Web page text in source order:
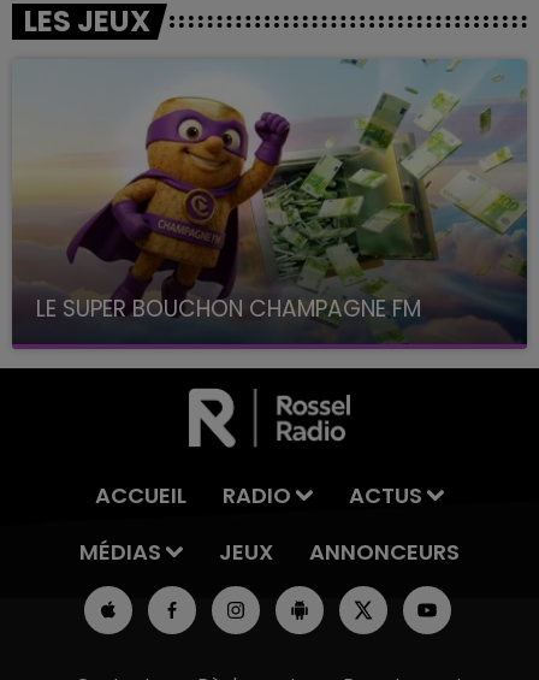
LES JEUX
LE SUPER BOUCHON CHAMPAGNE FM
avec La Famille Champagne FM, à 8H10
ACCUEIL RADIO
ACTUS
MÉDIAS
JEUX ANNONCEURS